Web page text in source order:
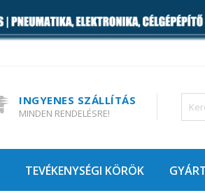
INGYENES SZÁLLÍTÁS
MINDEN RENDELÉSRE!
TEVÉKENYSÉGI KÖRÖK